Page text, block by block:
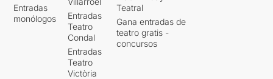
Entradas
monólogos
Entradas
Teatro
Condal
Entradas
Teatro
Victòria
Teatral
Gana entradas de
teatro gratis -
concursos